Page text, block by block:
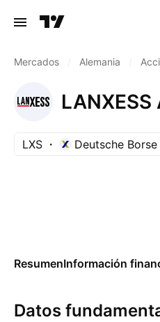
Mercados Alemania
LANXESS
LXS Deutsche Borse
ResumenInformación
Datos